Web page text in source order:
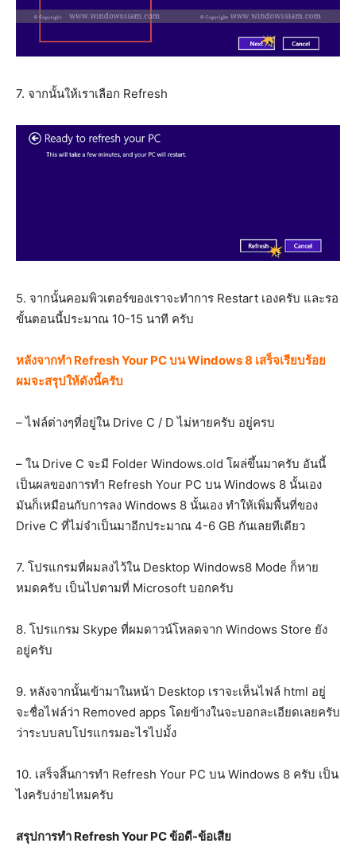
7. จากนั้นให้เราเลือก Refresh
5. จากนั้นคอมพิวเตอร์ของเราจะทำการ Restart เองครับ และรอ
ขั้นตอนนี้ประมาณ 10-15 นาที ครับ
หลังจากทำ Refresh Your PC บน Windows 8 เสร็จเรียบร้อย
ผมจะสรุปให้ดังนี้ครับ
– ไฟล์ต่างๆที่อยู่ใน Drive C / D ไม่หายครับ อยู่ครบ
– ใน Drive C จะมี Folder Windows.old โผล่ขึ้นมาครับ อันนี้
เป็นผลของการทำ Refresh Your PC บน Windows 8 นั้นเอง
มันก็เหมือนกับการลง Windows 8 นั้นเอง ทำให้เพิ่มพื้นที่ของ
Drive C ที่ไม่จำเป็นมาอีกประมาณ 4-6 GB กันเลยทีเดียว
7. โปรแกรมที่ผมลงไว้ใน Desktop Windows8 Mode ก็หาย
หมดครับ เป็นไปตามที่ Microsoft บอกครับ
8. โปรแกรม Skype ที่ผมดาวน์โหลดจาก Windows Store ยัง
อยู่ครับ
9. หลังจากนั้นเข้ามาในหน้า Desktop เราจะเห็นไฟล์ html อยู่
จะชื่อไฟล์ว่า Removed apps โดยข้างในจะบอกละเอียดเลยครับ
ว่าระบบลบโปรแกรมอะไรไปมั้ง
10. เสร็จสิ้นการทำ Refresh Your PC บน Windows 8 ครับ เป็น
ไงครับง่ายไหมครับ
สรุปการทำ Refresh Your PC ข้อดี-ข้อเสีย